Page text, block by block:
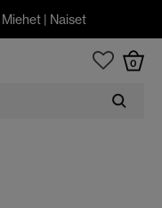
Miehet | Naiset
0